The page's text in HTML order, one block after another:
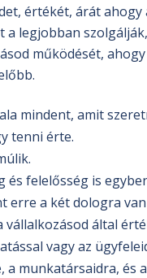
értékét, árát ahogy
a legjobban szolgálják,
működését,
mindent, amit
tenni érte.
és felelősség is
erre a két dologra
vállalkozásod által
vagy az
a munkatársaidra, és